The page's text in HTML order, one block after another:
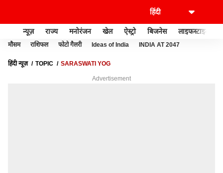
न्यूज़ राज्य मनोरंजन खेल ऐस्ट्रो बिजनेस लाइफस्टाइल
मौसम राशिफल फोटो गैलरी Ideas of India INDIA AT 2047
हिंदी न्यूज़ TOPIC SARASWATI YOG
Advertisement